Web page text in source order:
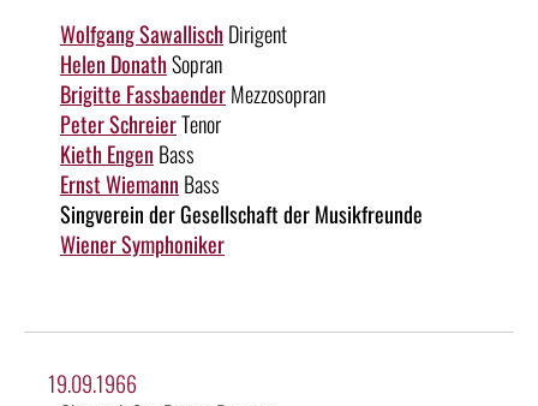
Wolfgang SawallischDirigent
Helen DonathSopran
Brigitte FassbaenderMezzosopran
Peter SchreierTenor
Kieth Engen Bass
Ernst Wiemann Bass
Singverein der Gesellschaft der Musikfreunde
Wiener Symphoniker
19.09.1966